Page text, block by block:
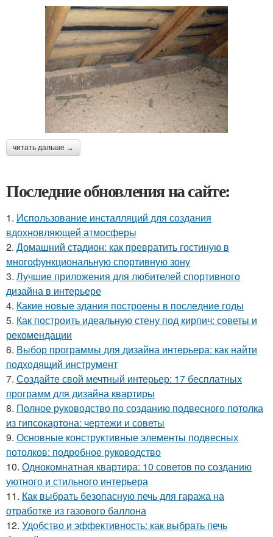
читать дальше →
Последние обновления на сайте:
1. Использование инсталляций для создания
вдохновляющей атмосферы
2. Домашний стадион: как превратить гостиную в
многофункциональную спортивную зону
3. Лучшие приложения для любителей спортивного
дизайна в интерьере
4. Какие новые здания построены в последние годы
5. Как построить идеальную стену под кирпич: советы и
рекомендации
6. Выбор программы для дизайна интерьера: как найти
подходящий инструмент
7. Создайте свой мечтный интерьер: 17 бесплатных
программ для дизайна квартиры
8. Полное руководство по созданию подвесного потолка
из гипсокартона: чертежи и советы
9. Основные конструктивные элементы подвесных
потолков: подробное руководство
10. Однокомнатная квартира: 10 советов по созданию
уютного и стильного интерьера
11. Как выбрать безопасную печь для гаража на
отработке из газового баллона
12. Удобство и эффективность: как выбрать печь